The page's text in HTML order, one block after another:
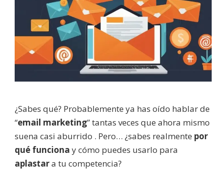
¿Sabes qué? Probablemente ya has oído hablar de
“email marketing” tantas veces que ahora mismo
suena casi aburrido . Pero… ¿sabes realmente por
qué funciona y cómo puedes usarlo para
aplastara tu competencia?